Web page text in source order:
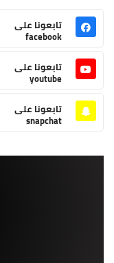
تابعونا على
facebook
تابعونا على
youtube
تابعونا على
snapchat